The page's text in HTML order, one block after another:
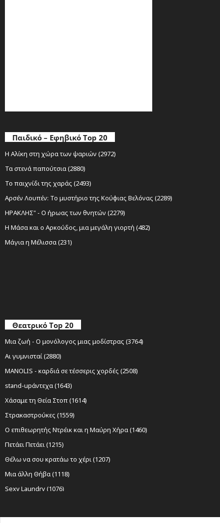
Παιδικό – Εφηβικό Top 20
Η Αλίκη στη χώρα των ψαριών (2972)
Τα στενά παπούτσια (2880)
Το παιχνίδι της χαράς (2493)
Αρσέν Λουπέν: Το μυστήριο της Κούφιας Βελόνας (2289)
ΗΡΑΚΛΗΣ" - Ο ήρωας των θνητών (2279)
Η Μάσα και ο Αρκούδος, μια μεγάλη γιορτή (482)
Μάγια η Μέλισσα (231)
Θεατρικό Top 20
Μια ζωή - Ο μονόλογος μιας μοδίστρας (3764)
Αι γυμνισταί (2880)
MANOLIS - καρδιά σε τέσσερις χορδές (2508)
stand-upάντεχα (1643)
Χάσαμε τη Θεία Στοπ (1614)
Στρακαστρούκες (1559)
Ο επιθεωρητής Ντρέικ και η Μαύρη Χήρα (1460)
Πετάει Πετάει (1215)
Θέλω να σου κρατάω το χέρι (1207)
Μια άλλη Θήβα (1118)
Sexy Laundry (1076)
Ο Σώζων Εαυτόν Σωθήτω (997)